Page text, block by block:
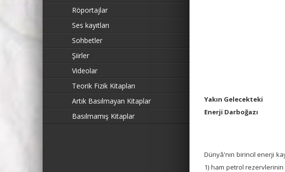
Röportajlar
Ses kayıtları
Sohbetler
Şiirler
Videolar
Teorik Fizik Kitapları
Artık Basılmayan Kitaplar
Basılmamış Kitaplar
Yakın Gelecekteki
Enerji Darboğazı
Dünyâ'nın birincil enerji
1) ham petrol rezervlerinin